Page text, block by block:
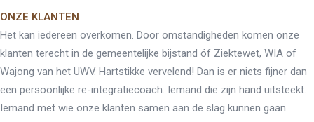
Brochure
Vacatures
Klanten aan het
woord
Klanten aan het woord
ONZE KLANTEN
Het kan iedereen overkomen. Door omstandigheden komen onze
klanten terecht in de gemeentelijke bijstand óf Ziektewet, WIA of
Wajong van het UWV. Hartstikke vervelend! Dan is er niets fijner dan
een persoonlijke re-integratiecoach. Iemand die zijn hand uitsteekt.
Iemand met wie onze klanten samen aan de slag kunnen gaan.